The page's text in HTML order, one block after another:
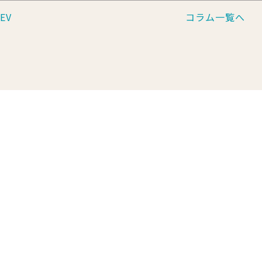
コラム一覧へ